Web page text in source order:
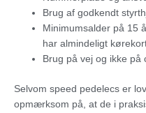
Brug af godkendt
Minimumsalder på 15
har almindeligt
Brug på vej og ikke
Selvom speed pedelecs er
opmærksom på, at de i